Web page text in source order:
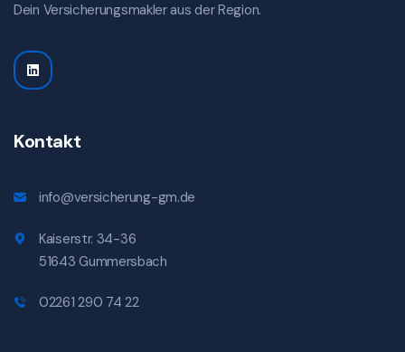
Dein Versicherungsmakler aus der Region.
Kontakt
info@versicherung-gm.de
Kaiserstr. 34-36
51643 Gummersbach
02261 290 74 22